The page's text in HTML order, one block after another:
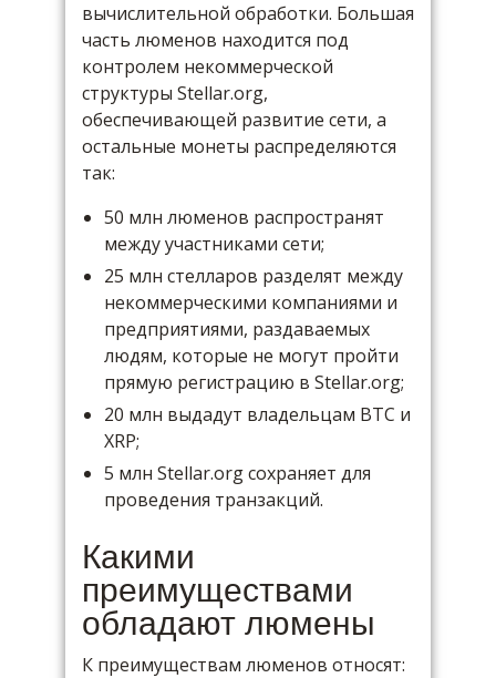
вычислительной обработки. Большая
часть люменов находится под
контролем некоммерческой
структуры Stellar.org,
обеспечивающей развитие сети, а
остальные монеты распределяются
так:
50 млн люменов распространят
между участниками сети;
25 млн стелларов разделят между
некоммерческими компаниями и
предприятиями, раздаваемых
людям, которые не могут пройти
прямую регистрацию в Stellar.org;
20 млн выдадут владельцам BTC и
XRP;
5 млн Stellar.org сохраняет для
проведения транзакций.
Какими
преимуществами
обладают люмены
К преимуществам люменов относят: